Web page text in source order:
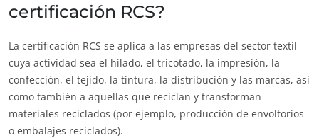
Avanzar con nuestros equipos
Comprometerse con nuestro medio ambiente
Innovar con nuestro ecosistema
certificación RCS?
La certificación RCS se aplica a las empresas del sector textil
cuya actividad sea el hilado, el tricotado, la impresión, la
confección, el tejido, la tintura, la distribución y las marcas, así
como también a aquellas que reciclan y transforman
materiales reciclados (por ejemplo, producción de envoltorios
o embalajes reciclados).